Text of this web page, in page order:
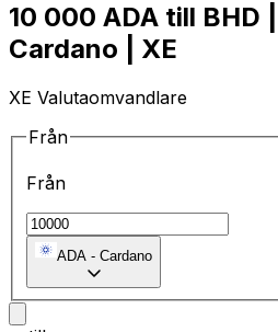
10 000 ADA till BHD
Cardano | XE
XE Valutaomvandlare
Från
Från
ADA - Cardano